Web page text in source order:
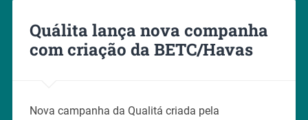
Quálita lança nova companha
com criação da BETC/Havas
Nova campanha da Qualitá criada pela